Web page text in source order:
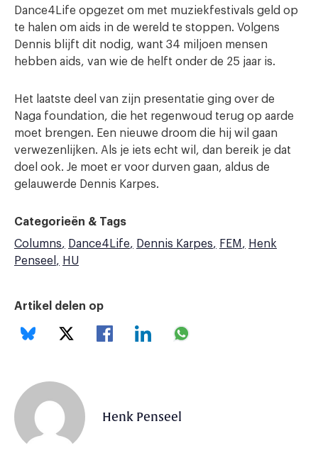
Dance4Life opgezet om met muziekfestivals geld op
te halen om aids in de wereld te stoppen. Volgens
Dennis blijft dit nodig, want 34 miljoen mensen
hebben aids, van wie de helft onder de 25 jaar is.
Het laatste deel van zijn presentatie ging over de
Naga foundation, die het regenwoud terug op aarde
moet brengen. Een nieuwe droom die hij wil gaan
verwezenlijken. Als je iets echt wil, dan bereik je dat
doel ook. Je moet er voor durven gaan, aldus de
gelauwerde Dennis Karpes.
Categorieën & Tags
Columns
Dance4Life Dennis Karpes FEM
Henk
Penseel
HU
Artikel delen op
Henk Penseel